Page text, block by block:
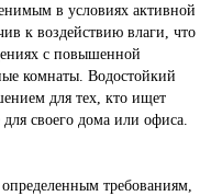
в условиях активной
к воздействию влаги, что
с повышенной
комнаты. Водостойкий
для тех, кто ищет
своего дома или офиса.
требованиям,